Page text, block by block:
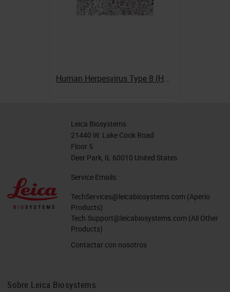
Human Herpesvirus Type 8 (HHV8)
Leica Biosystems
21440 W. Lake Cook Road
Floor 5
Deer Park, IL 60010 United States
Service Emails:
TechServices@leicabiosystems.com (Aperio
Products)
Tech.Support@leicabiosystems.com (All Other
Products)
Contactar con nosotros
Sobre Leica Biosystems